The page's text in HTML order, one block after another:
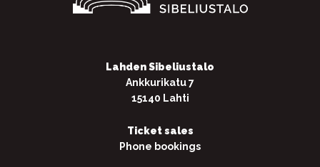
Lahden Sibeliustalo
Ankkurikatu 7
15140 Lahti
Ticket sales
Phone bookings